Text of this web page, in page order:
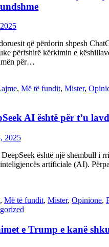
që përdorin shpesh
përfshirë kërkimin e
për…
, Më të fundit, Mister,
AI është për t’u
2025
është një shembull i
artificiale (AI).
, Më të fundit, Mister, Opinione,
e Trump e kanë